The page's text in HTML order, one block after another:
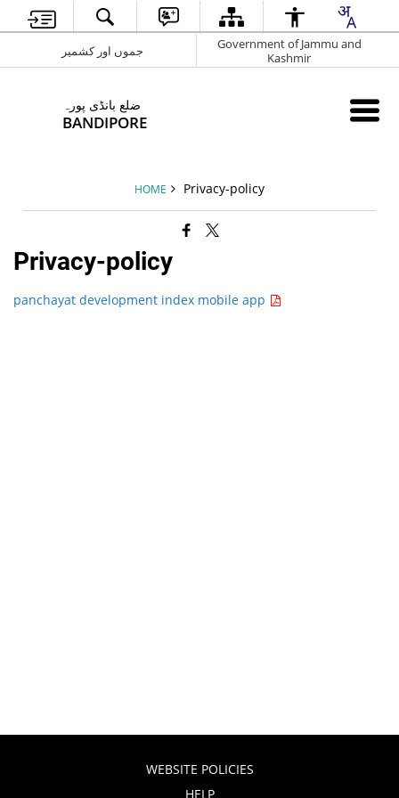
جموں اور کشمیر
Government of Jammu and
Kashmir
ضلع بانڈی پورہ
BANDIPORE
HOME Privacy-policy
Privacy-policy
panchayat development index mobile app
WEBSITE POLICIES
HELP